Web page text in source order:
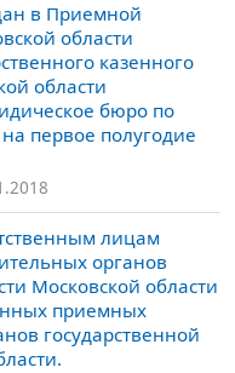
в Приемной
области
казенного
области
бюро по
первое полугодие
лицам
органов
Московской области
приемных
государственной